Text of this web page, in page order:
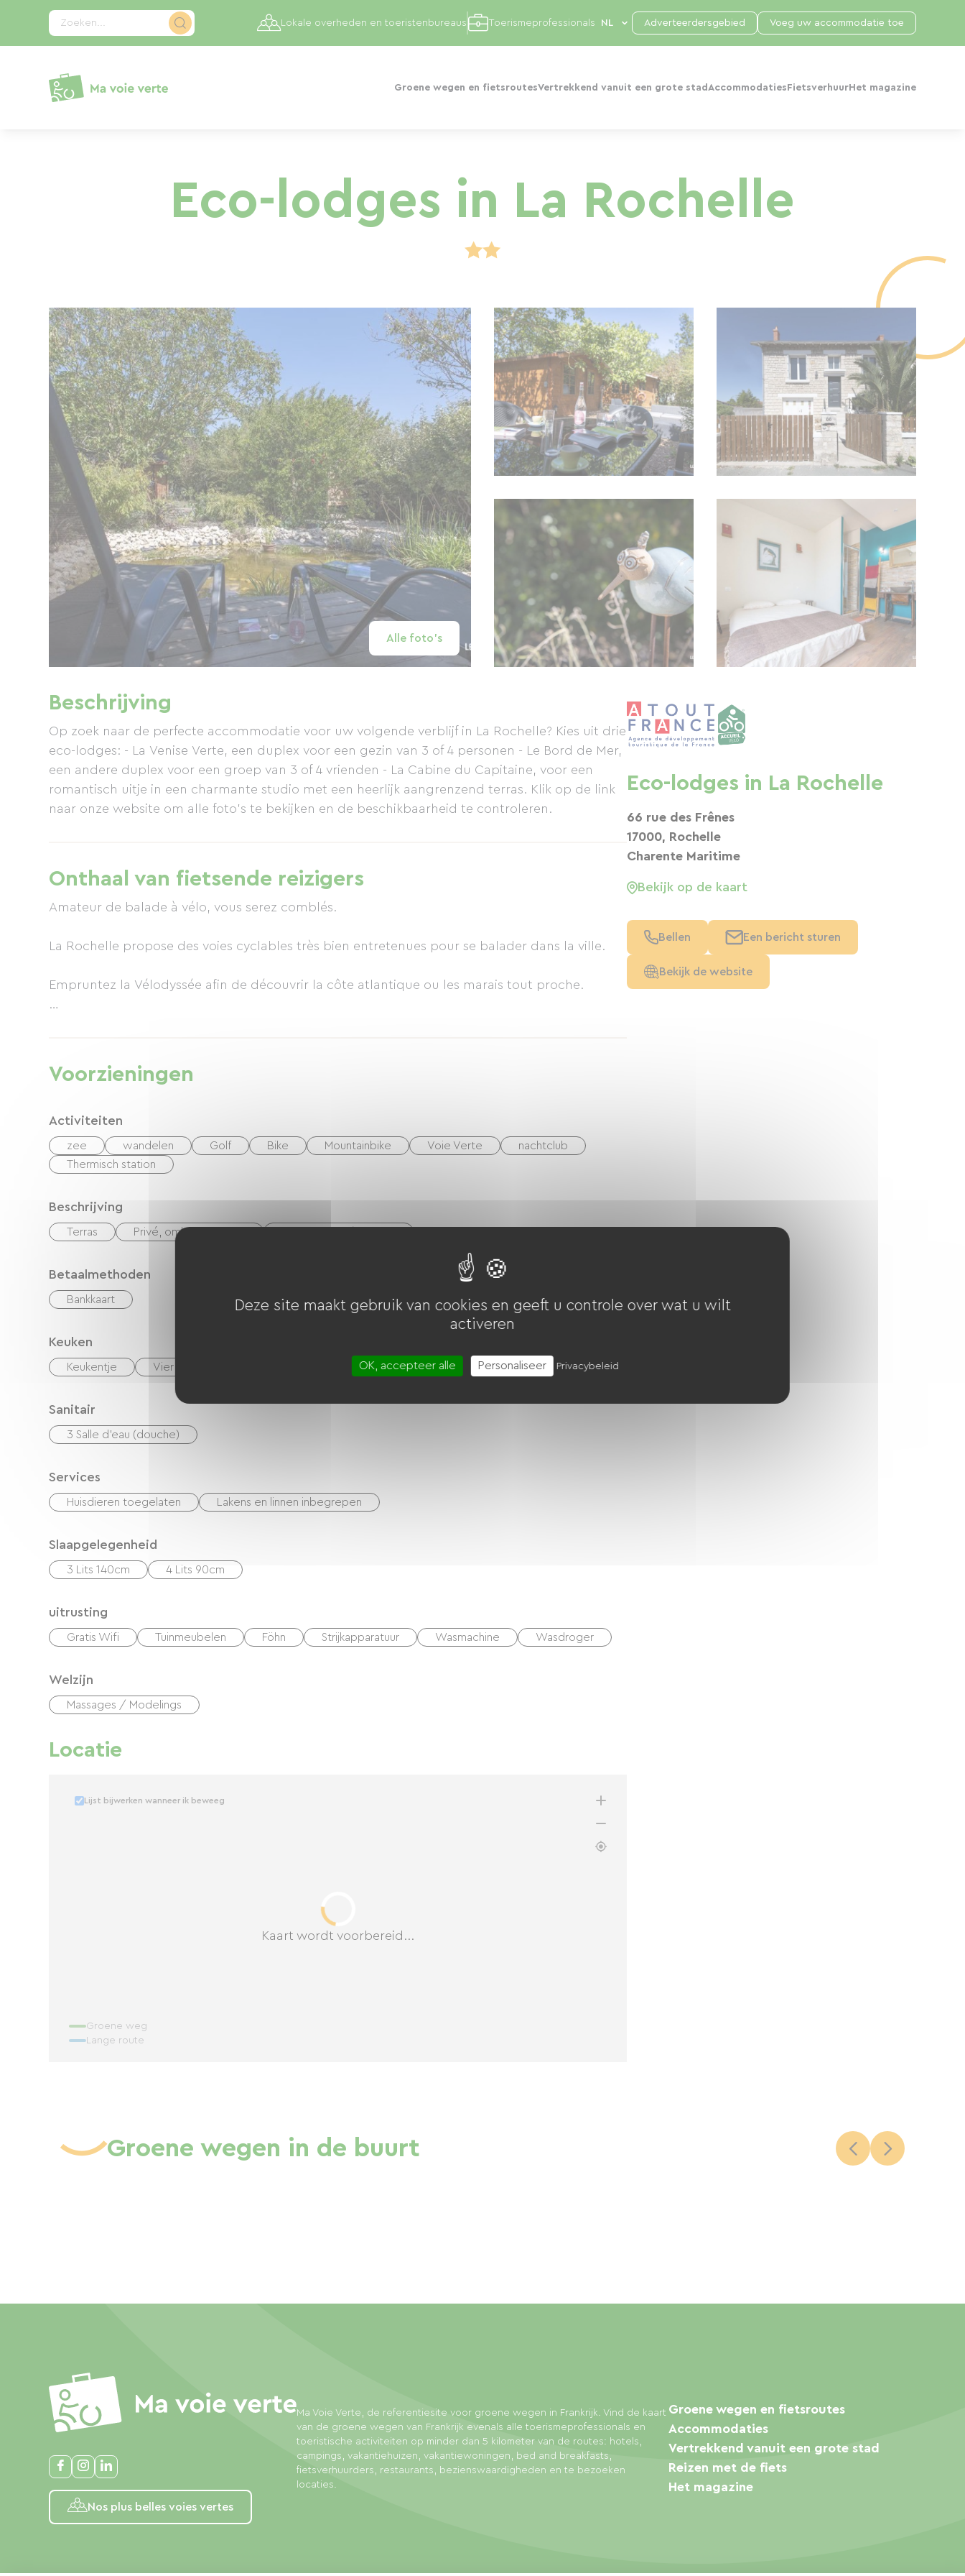
Zoeken...
Groene wegen en fietsroutesVertrekkend vanuit een grote stad Accommodaties Fietsverhuur Het magazine
Lokale overheden en toeristenbureaus Toerismeprofessionals Adverteerdersgebied Voeg uw accommodatie toe
Eco-lodges in La Rochelle
Alle foto's
Beschrijving
Op zoek naar de perfecte accommodatie voor uw volgende verblijf in La Rochelle? Kies uit drie
eco-lodges: - La Venise Verte, een duplex voor een gezin van 3 of 4 personen - Le Bord de Mer,
een andere duplex voor een groep van 3 of 4 vrienden - La Cabine du Capitaine, voor een
romantisch uitje in een charmante studio met een heerlijk aangrenzend terras. Klik op de link
naar onze website om alle foto's te bekijken en de beschikbaarheid te controleren.
Onthaal van fietsende reizigers
Amateur de balade à vélo, vous serez comblés.
La Rochelle propose des voies cyclables très bien entretenues pour se balader dans la ville.
Empruntez la Vélodyssée afin de découvrir la côte atlantique ou les marais tout proche.
Voorzieningen
Activiteiten
zee wandelen Golf Bike Mountainbike Voie Verte
nachtclub
Thermisch station
Beschrijving
Terras Privé, omheind terrein
Betaalmethoden
Bankkaart
Keuken
Keukentje Vier Vriezer
Sanitair
3 Salle d'eau (douche)
Services
Huisdieren toegelaten Lakens en linnen inbegrepen
Slaapgelegenheid
3 Lits 140cm 4 Lits 90cm
uitrusting
Gratis Wifi Tuinmeubelen Föhn Strijkapparatuur Wasmachine Wasdroger
Welzijn
Massages / Modelings
Locatie
Kaart wordt voorbereid...
Lijst bijwerken wanneer ik beweeg
Groene weg
Lange route
Eco-lodges in La Rochelle
66 rue des Frênes
17000, Rochelle
Charente Maritime
Bekijk op de kaart
Bellen Een bericht sturen
Bekijk de website
Groene wegen in de buurt
Nos plus belles voies vertes
Ma Voie Verte, de referentiesite voor groene wegen in Frankrijk. Vind de kaart
van de groene wegen van Frankrijk evenals alle toerismeprofessionals en
toeristische activiteiten op minder dan 5 kilometer van de routes: hotels,
campings, vakantiehuizen, vakantiewoningen, bed and breakfasts,
fietsverhuurders, restaurants, bezienswaardigheden en te bezoeken
locaties.
Groene wegen en fietsroutes
Accommodaties
Vertrekkend vanuit een grote stad
Reizen met de fiets
Het magazine
Cookies beheer paneel
Deze site maakt gebruik van cookies en geeft u controle over wat u wilt
activeren
OK, accepteer alle Personaliseer Privacybeleid